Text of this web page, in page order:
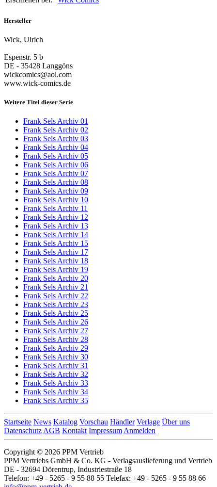
Hersteller
Wick, Ulrich
Espenstr. 5 b
DE - 35428 Langgöns
wickcomics@aol.com
www.wick-comics.de
Weitere Titel dieser Serie
Frank Sels Archiv 01
Frank Sels Archiv 02
Frank Sels Archiv 03
Frank Sels Archiv 04
Frank Sels Archiv 05
Frank Sels Archiv 06
Frank Sels Archiv 07
Frank Sels Archiv 08
Frank Sels Archiv 09
Frank Sels Archiv 10
Frank Sels Archiv 11
Frank Sels Archiv 12
Frank Sels Archiv 13
Frank Sels Archiv 14
Frank Sels Archiv 15
Frank Sels Archiv 17
Frank Sels Archiv 18
Frank Sels Archiv 19
Frank Sels Archiv 20
Frank Sels Archiv 21
Frank Sels Archiv 22
Frank Sels Archiv 23
Frank Sels Archiv 25
Frank Sels Archiv 26
Frank Sels Archiv 27
Frank Sels Archiv 28
Frank Sels Archiv 29
Frank Sels Archiv 30
Frank Sels Archiv 31
Frank Sels Archiv 32
Frank Sels Archiv 33
Frank Sels Archiv 34
Frank Sels Archiv 35
Startseite News Katalog Vorschau Händler Verlage Über uns
Datenschutz AGB Kontakt Impressum Anmelden
Copyright © 2026 PPM Vertrieb
PPM Vertriebs GmbH & Co. KG - Verlagsauslieferung und Vertrieb
DE - 32694 Dörentrup, Industriestraße 18
Telefon: +49 - 5265 - 9 55 88 55 Telefax: +49 - 5265 - 9 55 88 66